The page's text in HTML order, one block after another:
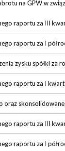
na GPW w
raportu za III
raportu za I
zysku spółki za
raportu za I
oraz
raportu za III
raportu za I